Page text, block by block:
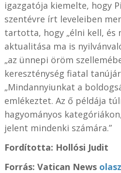
igazgatója kiemelte, hogy
szentévre írt leveleiben
tartotta, hogy „élni kell, és
aktualitása ma is
„az ünnepi öröm
kereszténység fiatal
„Mindannyiunkat a
emlékeztet. Az ő példája
hagyományos
jelent mindenki számára.”
Fordította: Hollósi Judit
Forrás: Vatican News